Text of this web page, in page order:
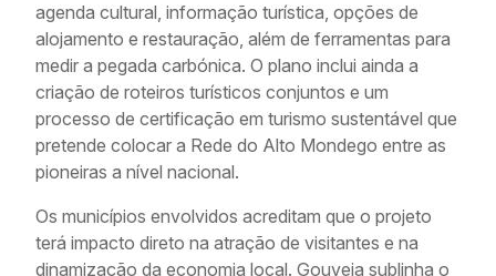
agenda cultural, informação turística, opções de
alojamento e restauração, além de ferramentas para
medir a pegada carbónica. O plano inclui ainda a
criação de roteiros turísticos conjuntos e um
processo de certificação em turismo sustentável que
pretende colocar a Rede do Alto Mondego entre as
pioneiras a nível nacional.
Os municípios envolvidos acreditam que o projeto
terá impacto direto na atração de visitantes e na
dinamização da economia local. Gouveia sublinha o